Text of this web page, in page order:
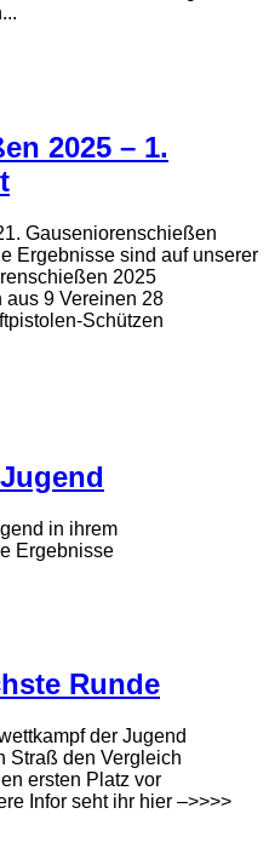
2025 – 1.
Gauseniorenschießen
Ergebnisse sind auf unserer
2025
aus 9 Vereinen 28
Schützen
in ihrem
Ergebnisse
Runde
der Jugend
Straß den Vergleich
ersten Platz vor
Infor seht ihr hier –>>>>